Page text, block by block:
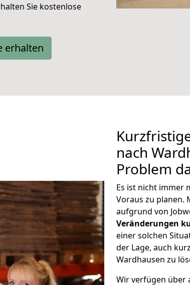
Sie kostenlose
erhalten
nach
Problem
Es ist nicht immer
Voraus zu planen.
aufgrund von
Veränderungen
einer solchen
der Lage, auch
Wardhausen zu
Wir verfügen über